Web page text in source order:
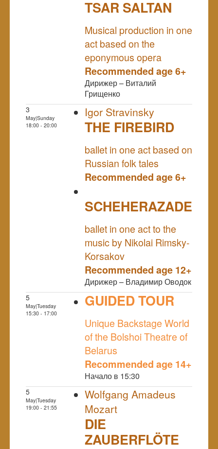
TSAR SALTAN
Musical production in one
act based on the
eponymous opera
Recommended age 6+
Дирижер – Виталий
Грищенко
3
May|Sunday
18:00 - 20:00
Igor Stravinsky
THE FIREBIRD
ballet in one act based on
Russian folk tales
Recommended age 6+
SCHEHERAZADE
ballet in one act to the
music by Nikolai Rimsky-
Korsakov
Recommended age 12+
Дирижер – Владимир Оводок
5
May|Tuesday
15:30 - 17:00
GUIDED TOUR
Unique Backstage World
of the Bolshoi Theatre of
Belarus
Recommended age 14+
Начало в 15:30
5
May|Tuesday
19:00 - 21:55
Wolfgang Amadeus
Mozart
DIE
ZAUBERFLÖTE